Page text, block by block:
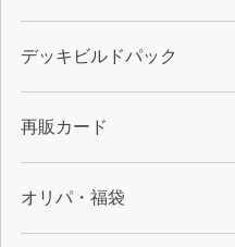
デッキビルドパック
再販カード
オリパ・福袋